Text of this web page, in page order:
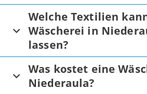
Welche Textilien
Wäscherei in
lassen?
Was kostet eine
Niederaula?